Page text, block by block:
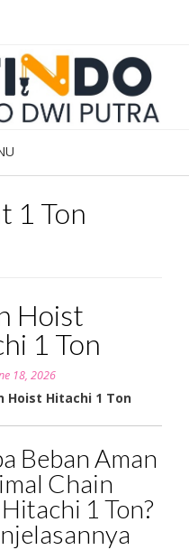
1 Ton
Hoist
1 Ton
18, 2026
Hoist Hitachi 1 Ton
Beban Aman
Chain
1 Ton?